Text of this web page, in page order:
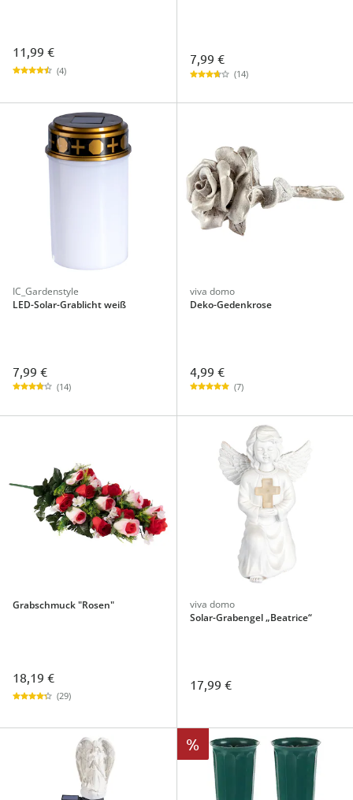
11,99 €
(4)
7,99 €
(14)
IC_Gardenstyle
LED-Solar-Grablicht weiß
7,99 €
(14)
viva domo
Deko-Gedenkrose
4,99 €
(7)
Grabschmuck "Rosen"
18,19 €
(29)
viva domo
Solar-Grabengel „Beatrice“
17,99 €
%